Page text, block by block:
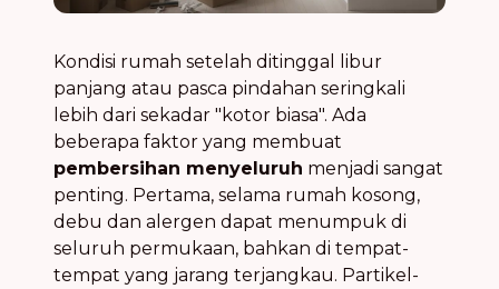
Kondisi rumah setelah ditinggal libur
panjang atau pasca pindahan seringkali
lebih dari sekadar "kotor biasa". Ada
beberapa faktor yang membuat
pembersihan menyeluruh menjadi sangat
penting. Pertama, selama rumah kosong,
debu dan alergen dapat menumpuk di
seluruh permukaan, bahkan di tempat-
tempat yang jarang terjangkau. Partikel-